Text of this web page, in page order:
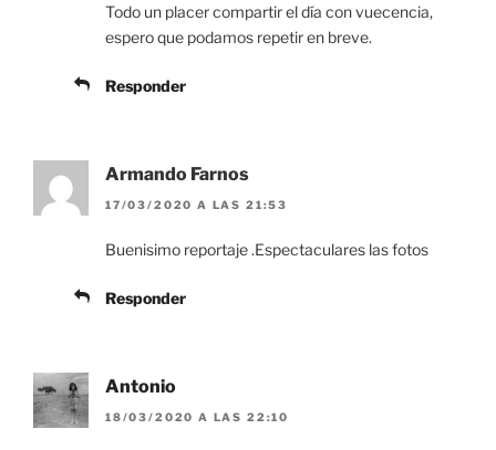
Todo un placer compartir el día con vuecencia,
espero que podamos repetir en breve.
Responder
Armando Farnos
17/03/2020 A LAS 21:53
Buenisimo reportaje .Espectaculares las fotos
Responder
Antonio
18/03/2020 A LAS 22:10